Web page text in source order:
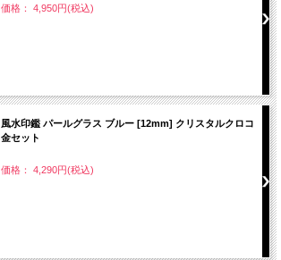
価格： 4,950円(税込)
風水印鑑 パールグラス ブルー [12mm] クリスタルクロコ
金セット
価格： 4,290円(税込)